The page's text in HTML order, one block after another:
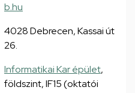
b.hu
4028 Debrecen, Kassai út
26.
Informatikai Kar épület,
földszint, IF15 (oktatói